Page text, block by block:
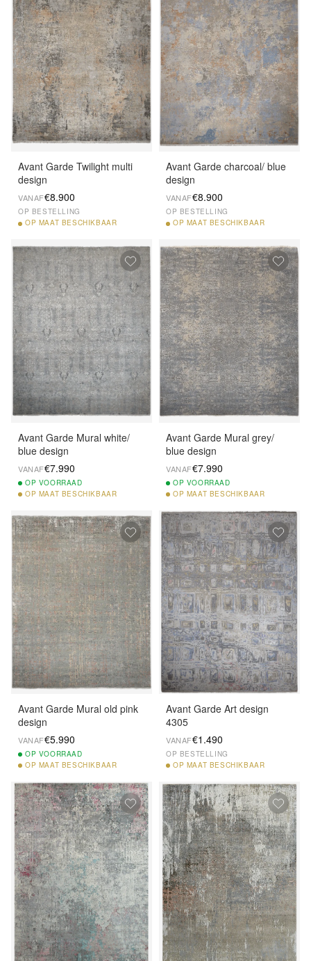
Avant Garde Twilight multi
design
VANAF€8.900
OP BESTELLING
OP MAAT BESCHIKBAAR
Avant Garde charcoal/ blue
design
VANAF€8.900
OP BESTELLING
OP MAAT BESCHIKBAAR
Avant Garde Mural white/
blue design
VANAF€7.990
OP VOORRAAD
OP MAAT BESCHIKBAAR
Avant Garde Mural grey/
blue design
VANAF€7.990
OP VOORRAAD
OP MAAT BESCHIKBAAR
Avant Garde Mural old pink
design
VANAF€5.990
OP VOORRAAD
OP MAAT BESCHIKBAAR
Avant Garde Art design
4305
VANAF€1.490
OP BESTELLING
OP MAAT BESCHIKBAAR